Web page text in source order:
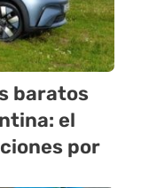
baratos
el
por